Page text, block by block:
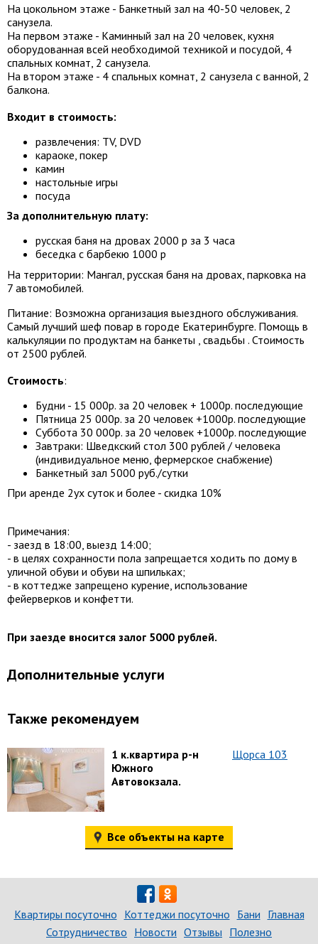
На цокольном этаже - Банкетный зал на 40-50 человек, 2
санузела.
На первом этаже - Каминный зал на 20 человек, кухня
оборудованная всей необходимой техникой и посудой, 4
спальных комнат, 2 санузела.
На втором этаже - 4 спальных комнат, 2 санузела с ванной, 2
балкона.
Входит в стоимость:
развлечения: TV, DVD
караоке, покер
камин
настольные игры
посуда
За дополнительную плату:
русская баня на дровах 2000 р за 3 часа
беседка с барбекю 1000 р
На территории: Мангал, русская баня на дровах, парковка на
7 автомобилей.
Питание: Возможна организация выездного обслуживания.
Самый лучший шеф повар в городе Екатеринбурге. Помощь в
калькуляции по продуктам на банкеты , свадьбы . Стоимость
от 2500 рублей.
Стоимость:
Будни - 15 000р. за 20 человек + 1000р. последующие
Пятница 25 000р. за 20 человек +1000р. последующие
Суббота 30 000р. за 20 человек +1000р. последующие
Завтраки: Шведкский стол 300 рублей / человека
(индивидуальное меню, фермерское снабжение)
Банкетный зал 5000 руб./сутки
При аренде 2ух суток и более - скидка 10%
Примечания:
- заезд в 18:00, выезд 14:00;
- в целях сохранности пола запрещается ходить по дому в
уличной обуви и обуви на шпильках;
- в коттедже запрещено курение, использование
фейерверков и конфетти.
При заезде вносится залог 5000 рублей.
Дополнительные услуги
Также рекомендуем
1 к.квартира р-н
Южного
Автовокзала.
Щорса 103
Все объекты на карте
Квартиры посуточно Коттеджи посуточно Бани Главная
Сотрудничество Новости Отзывы Полезно